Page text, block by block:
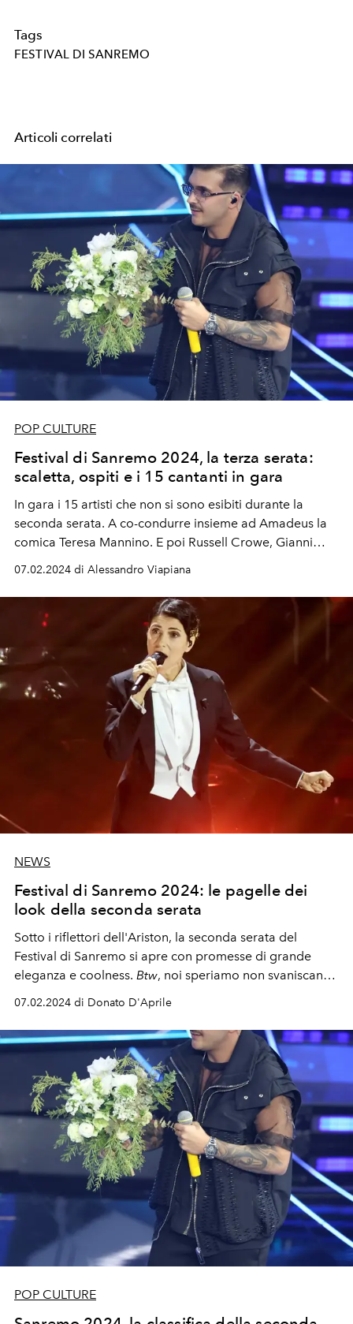
Tags
FESTIVAL DI SANREMO
Articoli correlati
POP CULTURE
Festival di Sanremo 2024, la terza serata:
scaletta, ospiti e i 15 cantanti in gara
In gara i 15 artisti che non si sono esibiti durante la
seconda serata. A co-condurre insieme ad Amadeus la
comica Teresa Mannino. E poi Russell Crowe, Gianni
Eros Ramazzotti
"Terra promessa")
Ferilli, Edoardo Leoe il duoPaola & Chiara.
07.02.2024 di Alessandro Viapiana
NEWS
Festival di Sanremo 2024: le pagelle dei
look della seconda serata
Sotto i riflettori dell'Ariston, la seconda serata del
Festival di Sanremo si apre con promesse di grande
eleganza e coolness. Btw, noi speriamo non svaniscano
nel nulla. Con Amadeus al timone e Giorgia al suo
fianco, ecco a voi la sfilata di look indimenticabili -
cantava Madame, nel bene e nel male.In questa serata,
nell’amata città dei fiori, tutti i protagonisti - cantanti,
conduttori e ospiti- saliranno sul palco non solo per
conquistare il cuore del pubblico, ma anche per ‘ritirare’
le loro pagelle.
07.02.2024 di Donato D'Aprile
POP CULTURE